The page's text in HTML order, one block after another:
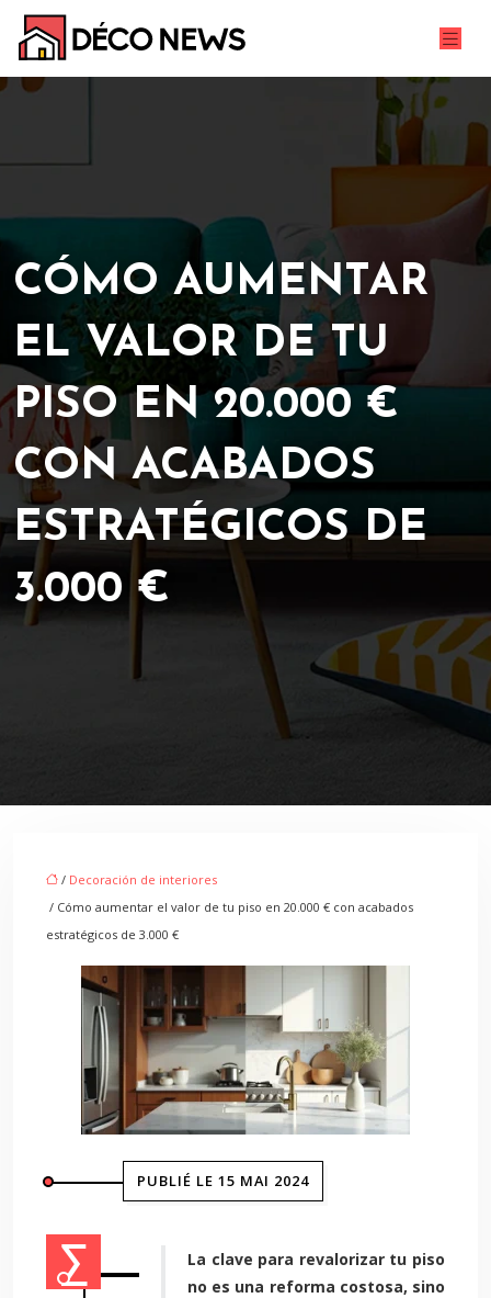
CÓMO AUMENTAR
EL VALOR DE TU
PISO EN 20.000 €
CON ACABADOS
ESTRATÉGICOS DE
3.000 €
/ Decoración de interiores
/ Cómo aumentar el valor de tu piso en 20.000 € con acabados
estratégicos de 3.000 €
PUBLIÉ LE 15 MAI 2024
La clave para revalorizar tu piso
no es una reforma costosa, sino